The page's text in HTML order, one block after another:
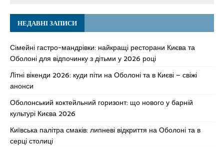
НЕДАВНІ ЗАПИСИ
Сімейні гастро-мандрівки: найкращі ресторани Києва та
Оболоні для відпочинку з дітьми у 2026 році
Літні вікенди 2026: куди піти на Оболоні та в Києві – свіжі
анонси
Оболонський коктейльний горизонт: що нового у барній
культурі Києва 2026
Київська палітра смаків: липневі відкриття на Оболоні та в
серці столиці